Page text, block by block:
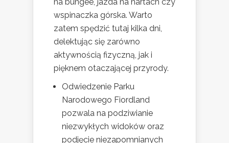
wspinaczka górska. Warto
zatem spędzić tutaj kilka dni,
delektując się zarówno
aktywnością fizyczną, jak i
pięknem otaczającej przyrody.
Odwiedzenie Parku
Narodowego Fiordland
pozwala na podziwianie
niezwykłych widoków oraz
podjęcie niezapomnianych